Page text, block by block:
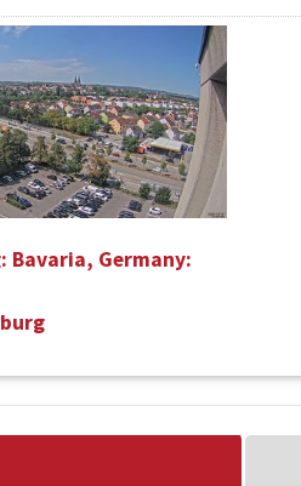
Bavaria, Germany: